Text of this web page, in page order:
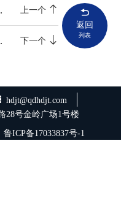
八！》 上一个
书》 下一个
返回
列表
hdjt@qdhdjt.com
28号金岭广场1号楼
鲁ICP备17033837号-1